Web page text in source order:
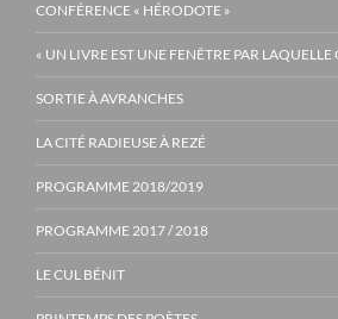
CONFÉRENCE « HÉRODOTE »
« UN LIVRE EST UNE FENÊTRE PAR LAQUELLE
SORTIE À AVRANCHES
LA CITÉ RADIEUSE À REZÉ
PROGRAMME 2018/2019
PROGRAMME 2017 / 2018
LE CUL BÉNIT